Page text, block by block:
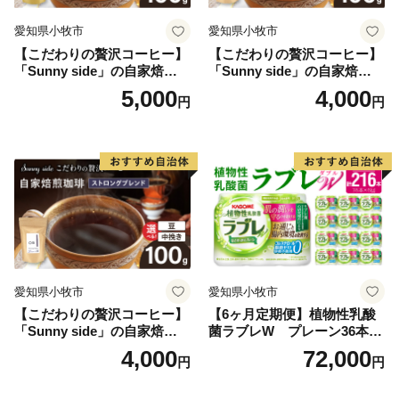
愛知県小牧市
【こだわりの贅沢コーヒー】
「Sunny side」の自家焙煎珈
琲こまきブレンド（100g）
5,000円
愛知県小牧市
【こだわりの贅沢コーヒー】
「Sunny side」の自家焙煎珈
琲サニーブレンド（100g）
4,000円
愛知県小牧市
【こだわりの贅沢コーヒー】
「Sunny side」の自家焙煎珈
琲ストロングブレンド（100
4,000円
愛知県小牧市
【6ヶ月定期便】植物性乳酸
菌ラブレW プレーン36本
72,000円